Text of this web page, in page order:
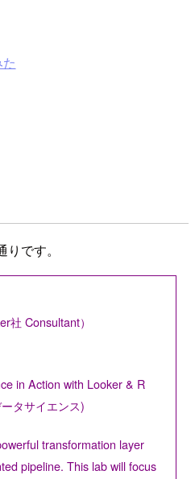
です。
社 Consultant）
in Action with Looker & R
タサイエンス)
transformation layer
pipeline. This lab will focus